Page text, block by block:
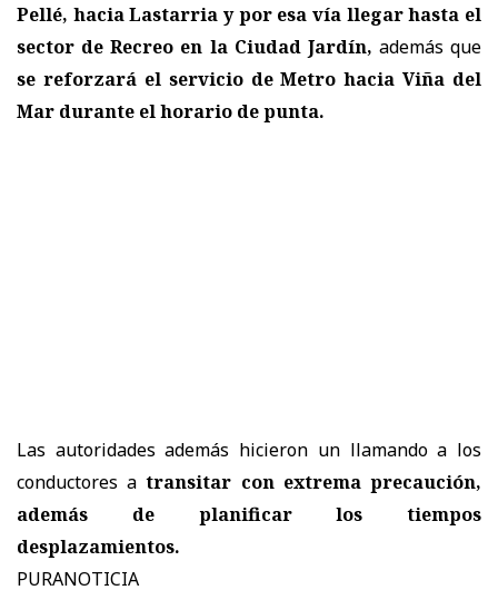
Pellé, hacia Lastarria y por esa vía llegar hasta el
sector de Recreo en la Ciudad Jardín, además que
se reforzará el servicio de Metro hacia Viña del
Mar durante el horario de punta.
Las autoridades además hicieron un llamando a los
conductores atransitar con extrema precaución,
además de planificar los tiempos
desplazamientos.
PURANOTICIA